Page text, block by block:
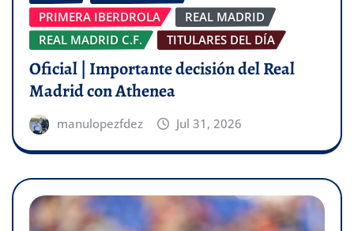
PRIMERA IBERDROLA
REAL MADRID
REAL MADRID C.F.
TITULARES DEL DÍA
Oficial | Importante decisión del Real
Madrid con Athenea
manulopezfdez Jul 31, 2026